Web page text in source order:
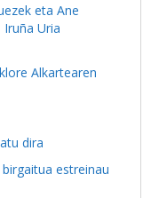
eta Ane
Iruña Uria
Alkartearen
dira
estreinau